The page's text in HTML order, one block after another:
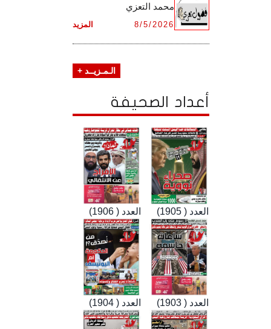
محمد التعزي
المزيد 8/5/2026
الـمـزيــد +
أعداد الصحيفة
العدد ( 1906) العدد ( 1905)
العدد ( 1904) العدد ( 1903)